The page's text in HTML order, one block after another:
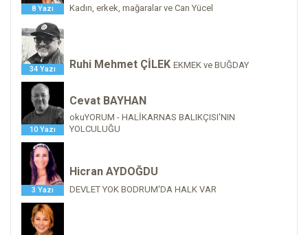
8 Yazı Kadın, erkek, mağaralar ve Can Yücel
34 Yazı Ruhi Mehmet ÇİLEK EKMEK ve BUĞDAY
10 Yazı
Cevat BAYHAN
okuYORUM - HALİKARNAS BALIKÇISI'NIN
YOLCULUĞU
3 Yazı
Hicran AYDOĞDU
DEVLET YOK BODRUM'DA HALK VAR